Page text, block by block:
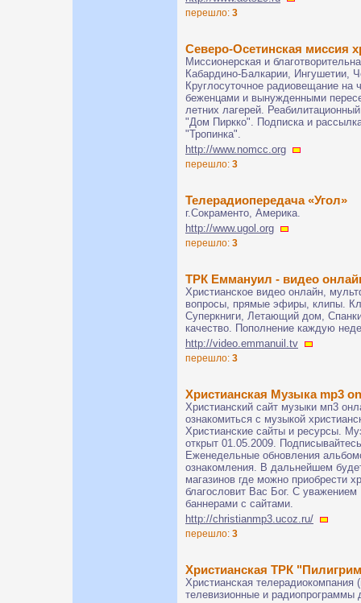
перешло: 3
Северо-Осетинская миссия
Миссионерская и
Кабардино-Балкарии, Ингушетии,
Круглосуточное радиовещание на
беженцами и вынужденными
летних лагерей.
"Дом Пиркко". Подписка и
"Тропинка".
http://www.nomcc.org
перешло: 3
Телерадиопередача «Угол»
г.Сокраменто, Америка.
http://www.ugol.org
перешло: 3
ТРК Еммануил - видео
Христианское видео онлайн,
вопросы, прямые эфиры, клипы.
Суперкниги, Летающий дом,
качество. Пополнение каждую
http://video.emmanuil.tv
перешло: 3
Христианская Музыка mp3
Христианский сайт музыки мп3
ознакомиться с музыкой
Христианские сайты и ресурсы.
открыт 01.05.2009.
Еженедельные обновления
ознакомления. В дальнейшем
магазинов где можно приобрести
благословит Вас Бог. С
баннерами с сайтами.
http://christianmp3.ucoz.ru/
перешло: 3
Христианская ТРК
Христианская телерадиокомпания
телевизионные и